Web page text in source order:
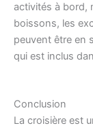
activités à bord,
boissons, les
peuvent être en
qui est inclus
Conclusion
La croisière est